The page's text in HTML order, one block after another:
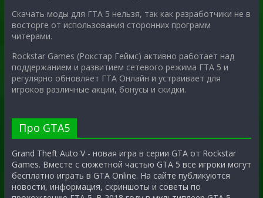
Скачать моды для ГТА 5 нельзя, так как разработчики не в
восторге от использования сторонних программ
читерами.
Rockstar Games (Рокстар Геймс) активно работает над
поддержанием и развитием сетевого режима ГТА 5 и
регулярно обновляет ГТА Онлайн и устраивает для
игроков различные акции, бонусы и скидки.
Про GTA5
Grand Theft Auto V - новая игра в серии GTA от Rockstar
Games. Вместе с сюжетной частью GTA 5 все игроки могут
бесплатно играть в GTA Online. На сайте публикуются
новости, информация, скриншоты и советы по